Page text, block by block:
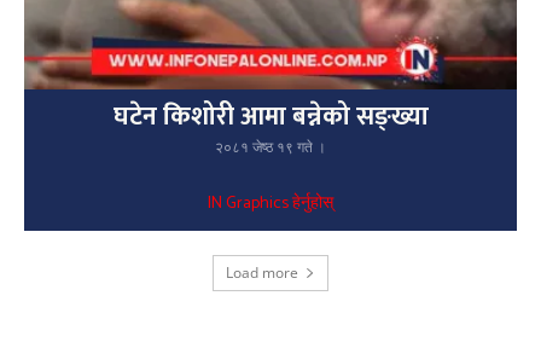
घटेन किशोरी आमा बन्नेको सङ्ख्या
२०८१ जेष्ठ १९ गते ।
IN Graphics हेर्नुहोस्
Load more